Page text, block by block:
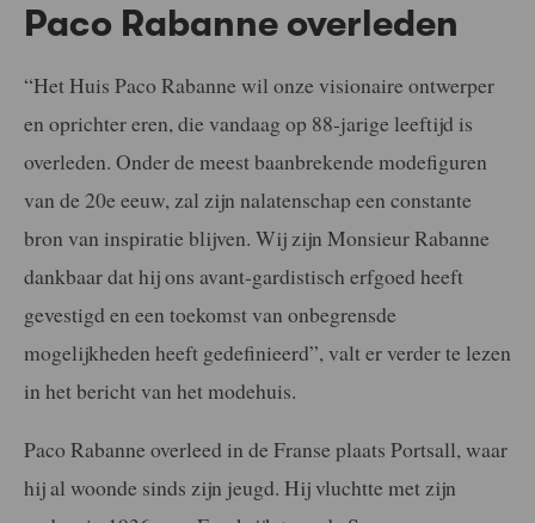
Paco Rabanne overleden
“Het Huis Paco Rabanne wil onze visionaire ontwerper
en oprichter eren, die vandaag op 88-jarige leeftijd is
overleden. Onder de meest baanbrekende modefiguren
van de 20e eeuw, zal zijn nalatenschap een constante
bron van inspiratie blijven. Wij zijn Monsieur Rabanne
dankbaar dat hij ons avant-gardistisch erfgoed heeft
gevestigd en een toekomst van onbegrensde
mogelijkheden heeft gedefinieerd”, valt er verder te lezen
in het bericht van het modehuis.
Paco Rabanne overleed in de Franse plaats Portsall, waar
hij al woonde sinds zijn jeugd. Hij vluchtte met zijn